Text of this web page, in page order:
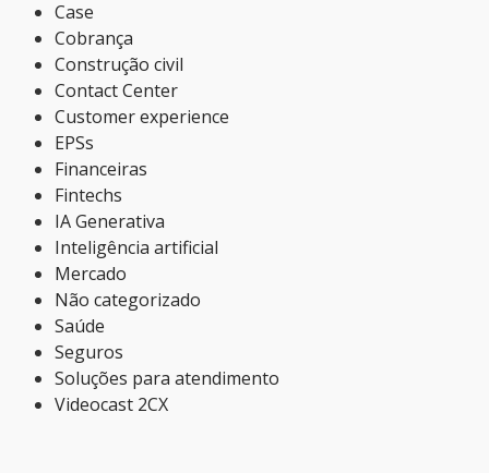
Case
Cobrança
Construção civil
Contact Center
Customer experience
EPSs
Financeiras
Fintechs
IA Generativa
Inteligência artificial
Mercado
Não categorizado
Saúde
Seguros
Soluções para atendimento
Videocast 2CX